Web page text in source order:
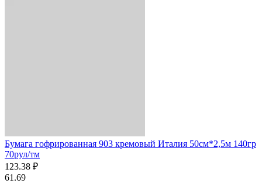
Бумага гофрированная 903 кремовый Италия 50см*2,5м 140гр
70рул/тм
123.38 ₽
61.69